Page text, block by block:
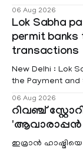
educational
Kottayam,
red alert
06 Aug 2026
Lok Sabha
permit banks
transactions
New Delhi : Lok
the Payment
authorises the
service
unified payments
06 Aug 2026
റിവഞ്ച്
'ആവാരാപ്പൻ
ഇമ്രാൻ